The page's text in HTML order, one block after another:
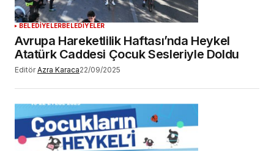
BELEDİYELERBELEDİYELER
Avrupa Hareketlilik Haftası’nda Heykel
Atatürk Caddesi Çocuk Sesleriyle Doldu
Editör Azra Karaca22/09/2025